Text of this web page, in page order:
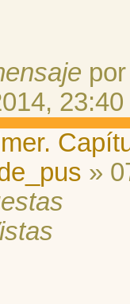
23:40
»